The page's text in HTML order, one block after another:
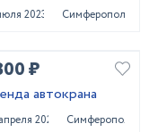
2023 Симферополь
₽
автокрана
2022 Симферополь